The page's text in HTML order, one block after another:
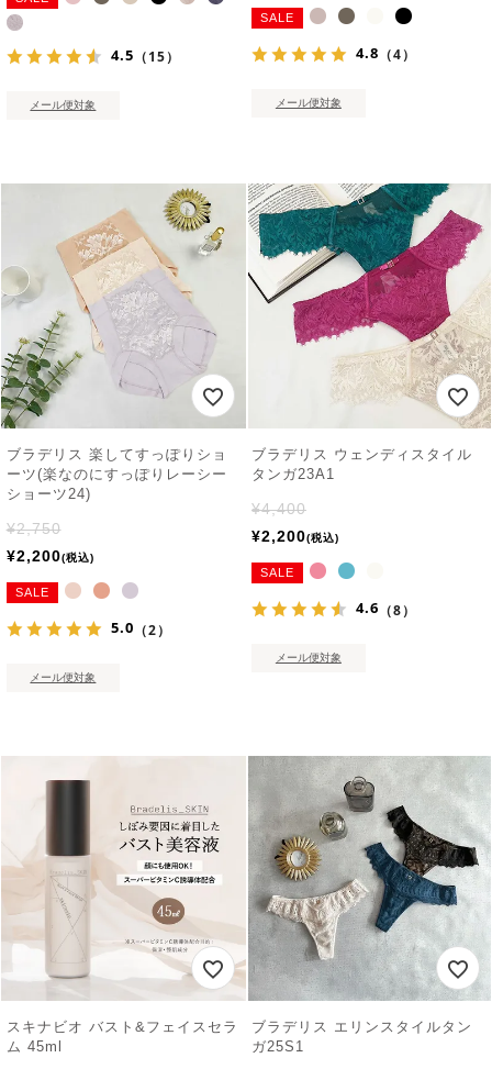
4.5 （15）
メール便対象
SALE
4.8 （4）
メール便対象
ブラデリス 楽してすっぽりショ
ーツ(楽なのにすっぽりレーシー
ショーツ24)
¥2,750
¥2,200 税込
SALE
5.0 （2）
メール便対象
ブラデリス ウェンディスタイル
タンガ23A1
¥4,400
¥2,200 税込
SALE
4.6 （8）
メール便対象
スキナビオ バスト&フェイスセラ
ム 45ml
ブラデリス エリンスタイルタン
ガ25S1